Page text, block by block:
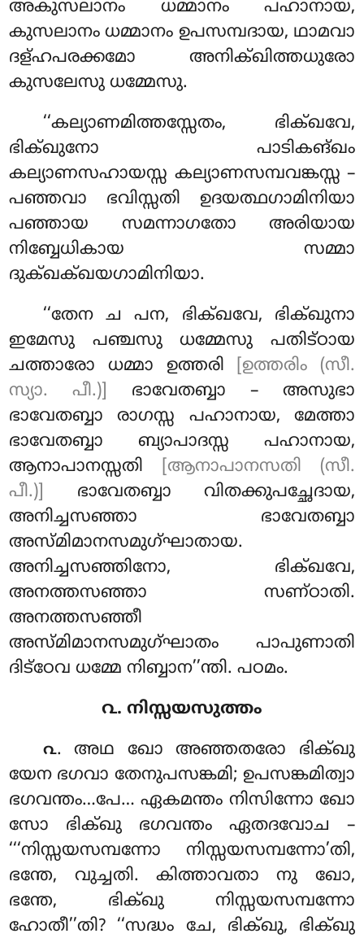
അകുസലാനം ധമ്മാനം പഹാനായ,
കുസലാനം ധമ്മാനം ഉപസമ്പദായ, ഥാമവാ
ദള്ഹപരക്കമോ അനിക്ഖിത്തധുരോ
കുസലേസു ധമ്മേസു.
‘‘കല്യാണമിത്തസ്സേതം, ഭിക്ഖവേ,
ഭിക്ഖുനോ പാടികങ്ഖം
കല്യാണസഹായസ്സ കല്യാണസമ്പവങ്കസ്സ –
പഞ്ഞവാ ഭവിസ്സതി ഉദയത്ഥഗാമിനിയാ
പഞ്ഞായ സമന്നാഗതോ അരിയായ
നിബ്ബേധികായ സമ്മാ
ദുക്ഖക്ഖയഗാമിനിയാ.
‘‘തേന ച പന, ഭിക്ഖവേ, ഭിക്ഖുനാ
ഇമേസു പഞ്ചസു ധമ്മേസു പതിട്ഠായ
ചത്താരോ ധമ്മാ ഉത്തരി
[ഉത്തരിം (സീ.
സ്യാ. പീ.)]
ഭാവേതബ്ബാ – അസുഭാ
ഭാവേതബ്ബാ രാഗസ്സ പഹാനായ, മേത്താ
ഭാവേതബ്ബാ ബ്യാപാദസ്സ പഹാനായ,
ആനാപാനസ്സതി
[ആനാപാനസതി (സീ.
പീ.)]
ഭാവേതബ്ബാ വിതക്കുപച്ഛേദായ,
അനിച്ചസഞ്ഞാ ഭാവേതബ്ബാ
അസ്മിമാനസമുഗ്ഘാതായ.
അനിച്ചസഞ്ഞിനോ, ഭിക്ഖവേ,
അനത്തസഞ്ഞാ സണ്ഠാതി.
അനത്തസഞ്ഞീ
അസ്മിമാനസമുഗ്ഘാതം പാപുണാതി
ദിട്ഠേവ ധമ്മേ നിബ്ബാന’’ന്തി. പഠമം.
൨. നിസ്സയസുത്തം
൨. അഥ ഖോ അഞ്ഞതരോ ഭിക്ഖു
യേന ഭഗവാ തേനുപസങ്കമി; ഉപസങ്കമിത്വാ
ഭഗവന്തം…പേ… ഏകമന്തം നിസിന്നോ ഖോ
സോ ഭിക്ഖു ഭഗവന്തം ഏതദവോച –
‘‘‘നിസ്സയസമ്പന്നോ നിസ്സയസമ്പന്നോ’തി,
ഭന്തേ, വുച്ചതി. കിത്താവതാ നു ഖോ,
ഭന്തേ, ഭിക്ഖു നിസ്സയസമ്പന്നോ
ഹോതീ’’തി? ‘‘സദ്ധം ചേ, ഭിക്ഖു, ഭിക്ഖു